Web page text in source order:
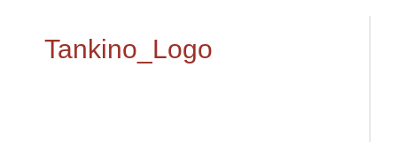
Tankino_Logo